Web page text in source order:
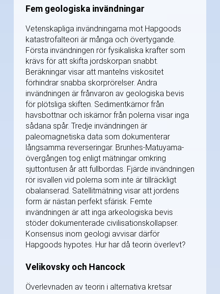
Fem geologiska invändningar
Vetenskapliga invändningarna mot Hapgoods
katastrofalteori är många och övertygande.
Första invändningen rör fysikaliska krafter som
krävs för att skifta jordskorpan snabbt.
Beräkningar visar att mantelns viskositet
förhindrar snabba skorprörelser. Andra
invändningen är frånvaron av geologiska bevis
för plötsliga skiften. Sedimentkärnor från
havsbottnar och iskärnor från polerna visar inga
sådana spår. Tredje invändningen är
paleomagnetiska data som dokumenterar
långsamma reverseringar. Brunhes-Matuyama-
övergången tog enligt mätningar omkring
sjuttontusen år att fullbordas. Fjärde invändningen
rör isvallen vid polerna som inte är tillräckligt
obalanserad. Satellitmätning visar att jordens
form är nästan perfekt sfärisk. Femte
invändningen är att inga arkeologiska bevis
stöder dokumenterade civilisationskollapser.
Konsensus inom geologi avvisar därför
Hapgoods hypotes. Hur har då teorin överlevt?
Velikovsky och Hancock
Överlevnaden av teorin i alternativa kretsar